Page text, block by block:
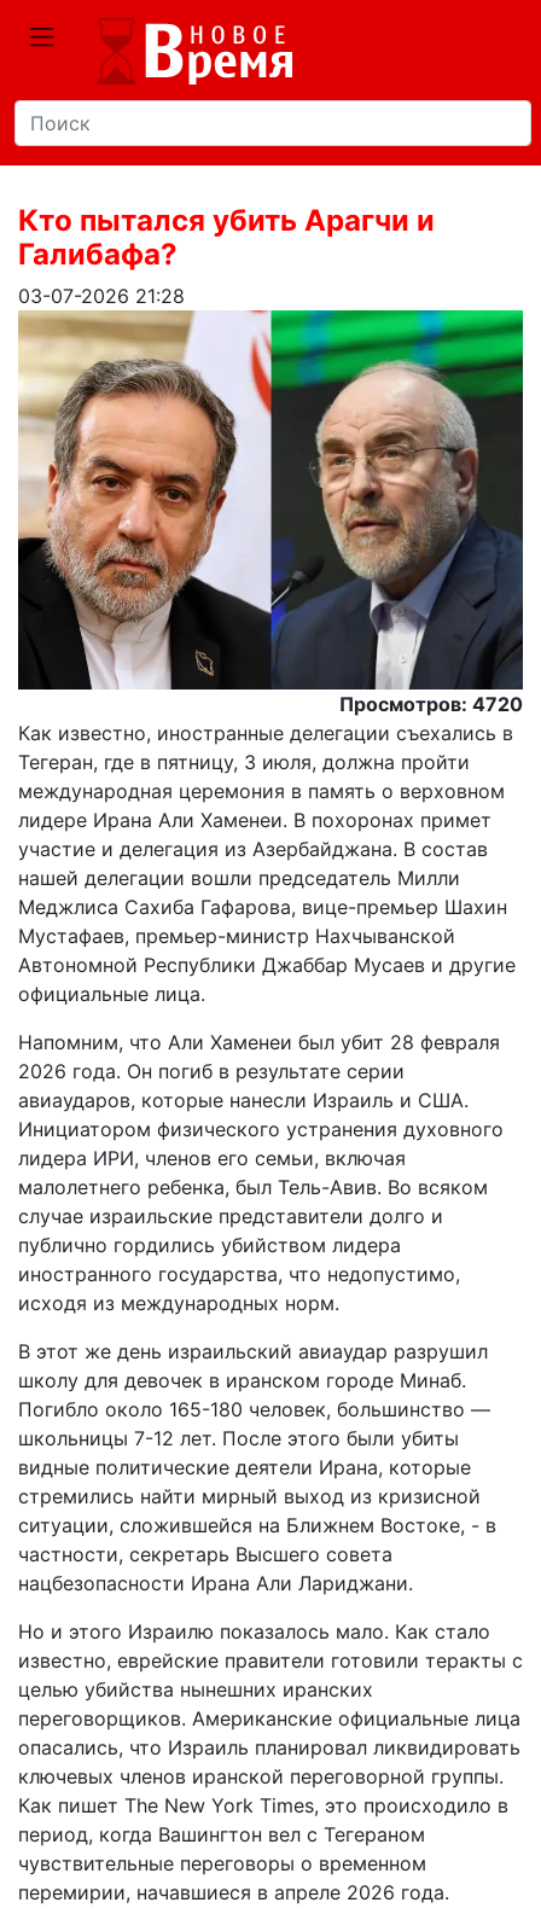
Кто пытался убить Арагчи и
Галибафа?
03-07-2026 21:28
Просмотров: 4720
Как известно, иностранные делегации съехались в
Тегеран, где в пятницу, 3 июля, должна пройти
международная церемония в память о верховном
лидере Ирана Али Хаменеи. В похоронах примет
участие и делегация из Азербайджана. В состав
нашей делегации вошли председатель Милли
Меджлиса Сахиба Гафарова, вице-премьер Шахин
Мустафаев, премьер-министр Нахчыванской
Автономной Республики Джаббар Мусаев и другие
официальные лица.
Напомним, что Али Хаменеи был убит 28 февраля
2026 года. Он погиб в результате серии
авиаударов, которые нанесли Израиль и США.
Инициатором физического устранения духовного
лидера ИРИ, членов его семьи, включая
малолетнего ребенка, был Тель-Авив. Во всяком
случае израильские представители долго и
публично гордились убийством лидера
иностранного государства, что недопустимо,
исходя из международных норм.
В этот же день израильский авиаудар разрушил
школу для девочек в иранском городе Минаб.
Погибло около 165-180 человек, большинство —
школьницы 7-12 лет. После этого были убиты
видные политические деятели Ирана, которые
стремились найти мирный выход из кризисной
ситуации, сложившейся на Ближнем Востоке, - в
частности, секретарь Высшего совета
нацбезопасности Ирана Али Лариджани.
Но и этого Израилю показалось мало. Как стало
известно, еврейские правители готовили теракты с
целью убийства нынешних иранских
переговорщиков. Американские официальные лица
опасались, что Израиль планировал ликвидировать
ключевых членов иранской переговорной группы.
Как пишет The New York Times, это происходило в
период, когда Вашингтон вел с Тегераном
чувствительные переговоры о временном
перемирии, начавшиеся в апреле 2026 года.